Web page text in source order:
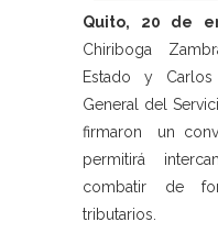
Quito, 20 de
Chiriboga
Estado y
General del
firmaron un
permitirá
combatir de
tributarios.